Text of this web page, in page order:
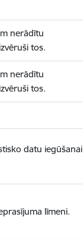
nerādītu
tos.
nerādītu
tos.
datu iegūšanai
līmeni.